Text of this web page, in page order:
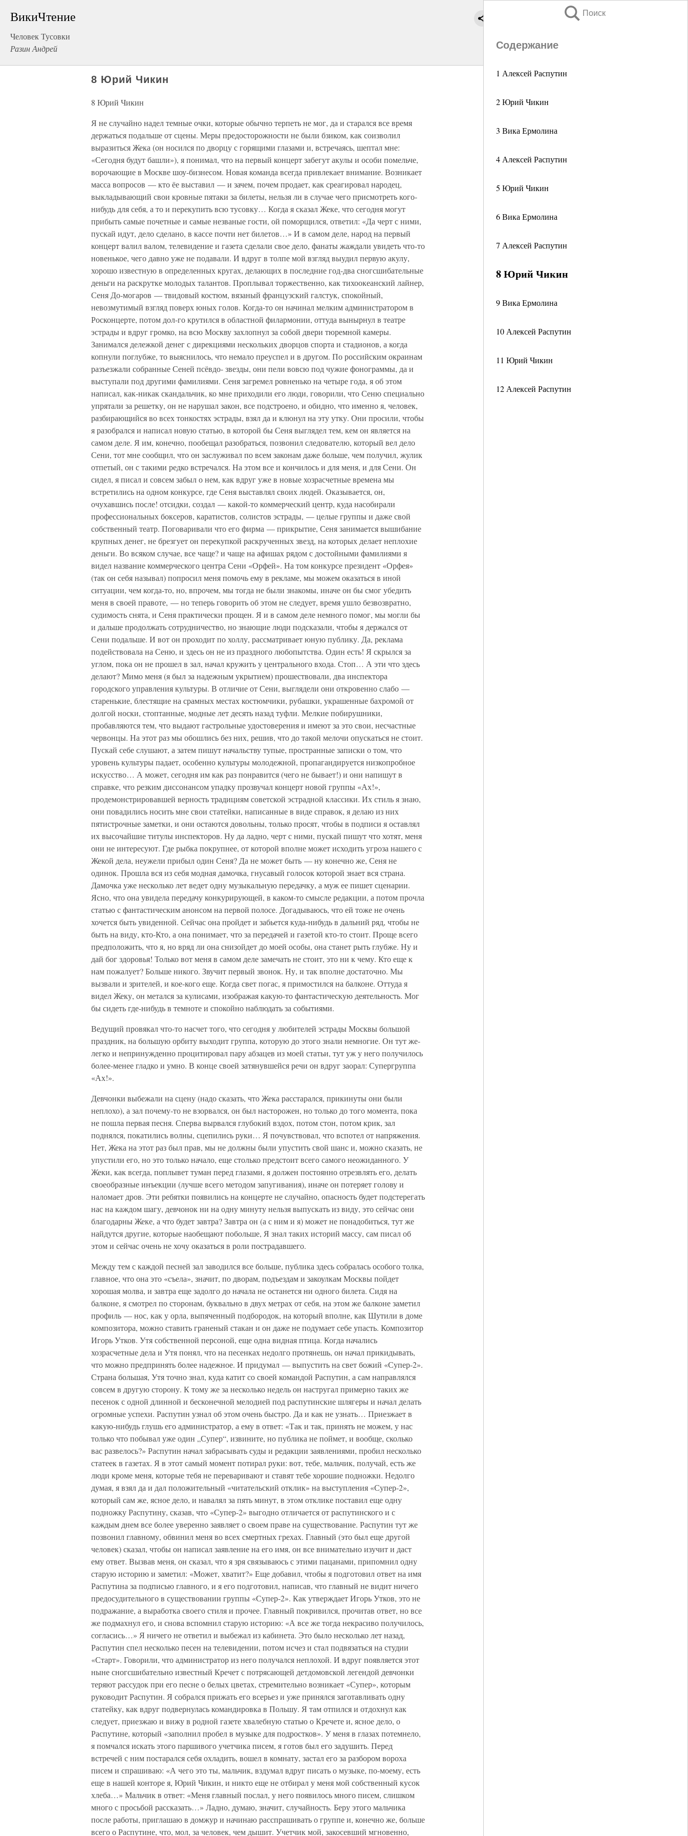
ВикиЧтение
Человек Тусовки
Разин Андрей
Поиск
Содержание
1 Алексей Распутин
2 Юрий Чикин
3 Вика Ермолина
4 Алексей Распутин
5 Юрий Чикин
6 Вика Ермолина
7 Алексей Распутин
8 Юрий Чикин
9 Вика Ермолина
10 Алексей Распутин
11 Юрий Чикин
12 Алексей Распутин
8 Юрий Чикин
8 Юрий Чикин
Я не случайно надел темные очки, которые обычно терпеть не мог, да и старался все время
держаться подальше от сцены. Меры предосторожности не были бзиком, как соизволил
выразиться Жека (он носился по дворцу с горящими глазами и, встречаясь, шептал мне:
«Сегодня будут башли»), я понимал, что на первый концерт забегут акулы и особи помельче,
ворочающие в Москве шоу-бизнесом. Новая команда всегда привлекает внимание. Возникает
масса вопросов — кто ёе выставил — и зачем, почем продает, как среагировал народец,
выкладывающий свои кровные пятаки за билеты, нельзя ли в случае чего присмотреть кого-
нибудь для себя, а то и перекупить всю тусовку… Когда я сказал Жеке, что сегодня могут
прибыть самые почетные и самые незваные гости, ой поморщился, ответил: «Да черт с ними,
пускай идут, дело сделано, в кассе почти нет билетов…» И в самом деле, народ на первый
концерт валил валом, телевидение и газета сделали свое дело, фанаты жаждали увидеть что-то
новенькое, чего давно уже не подавали. И вдруг в толпе мой взгляд выудил первую акулу,
хорошо известную в определенных кругах, делающих в последние год-два сногсшибательные
деньги на раскрутке молодых талантов. Проплывал торжественно, как тихоокеанский лайнер,
Сеня До-могаров — твидовый костюм, вязаный французский галстук, спокойный,
невозмутимый взгляд поверх юных голов. Когда-то он начинал мелким администратором в
Росконцерте, потом дол-го крутился в областной филармонии, оттуда вынырнул в театре
эстрады и вдруг громко, на всю Москву захлопнул за собой двери тюремной камеры.
Занимался дележкой денег с дирекциями нескольких дворцов спорта и стадионов, а когда
копнули поглубже, то выяснилось, что немало преуспел и в другом. По российским окраинам
разъезжали собранные Сеней псёвдо- звезды, они пели вовсю под чужие фонограммы, да и
выступали под другими фамилиями. Сеня загремел ровненько на четыре года, я об этом
написал, как-никак скандальчик, ко мне приходили его люди, говорили, что Сеню специально
упрятали за решетку, он не нарушал закон, все подстроено, и обидно, что именно я, человек,
разбирающийся во всех тонкостях эстрады, взял да и клюнул на эту утку. Они просили, чтобы
я разобрался и написал новую статью, в которой бы Сеня выглядел тем, кем он является на
самом деле. Я им, конечно, пообещал разобраться, позвонил следователю, который вел дело
Сени, тот мне сообщил, что он заслуживал по всем законам даже больше, чем получил, жулик
отпетый, он с такими редко встречался. На этом все и кончилось и для меня, и для Сени. Он
сидел, я писал и совсем забыл о нем, как вдруг уже в новые хозрасчетные времена мы
встретились на одном конкурсе, где Сеня выставлял своих людей. Оказывается, он,
очухавшись после! отсидки, создал — какой-то коммерческий центр, куда насобирали
профессиональных боксеров, каратистов, солистов эстрады, — целые группы и даже свой
собственный театр. Поговаривали что его фирма — прикрытие, Сеня занимается вышибание
крупных денег, не брезгует он перекупкой раскрученных звезд, на которых делает неплохие
деньги. Во всяком случае, все чаще? и чаще на афишах рядом с достойными фамилиями я
видел название коммерческого центра Сени «Орфей». На том конкурсе президент «Орфея»
(так он себя называл) попросил меня помочь ему в рекламе, мы можем оказаться в иной
ситуации, чем когда-то, но, впрочем, мы тогда не были знакомы, иначе он бы смог убедить
меня в своей правоте, — но теперь говорить об этом не следует, время ушло безвозвратно,
судимость снята, и Сеня практически прощен. Я и в самом деле немного помог, мы могли бы
и дальше продолжать сотрудничество, но знающие люди подсказали, чтобы я держался от
Сени подальше. И вот он проходит по холлу, рассматривает юную публику. Да, реклама
подействовала на Сеню, и здесь он не из праздного любопытства. Один есть! Я скрылся за
углом, пока он не прошел в зал, начал кружить у центрального входа. Стоп… А эти что здесь
делают? Мимо меня (я был за надежным укрытием) прошествовали, два инспектора
городского управления культуры. В отличие от Сени, выглядели они откровенно слабо —
старенькие, блестящие на срамных местах костюмчики, рубашки, украшенные бахромой от
долгой носки, стоптанные, модные лет десять назад туфли. Мелкие побирушники,
пробавляются тем, что выдают гастрольные удостоверения и имеют за это свои, несчастные
червонцы. На этот раз мы обошлись без них, решив, что до такой мелочи опускаться не стоит.
Пускай себе слушают, а затем пишут начальству тупые, пространные записки о том, что
уровень культуры падает, особенно культуры молодежной, пропагандируется низкопробное
искусство… А может, сегодня им как раз понравится (чего не бывает!) и они напишут в
справке, что резким диссонансом упадку прозвучал концерт новой группы «Ах!»,
продемонстрировавшей верность традициям советской эстрадной классики. Их стиль я знаю,
они повадились носить мне свои статейки, написанные в виде справок, я делаю из них
пятистрочные заметки, и они остаются довольны, только просят, чтобы в подписи я оставлял
их высочайшие титулы инспекторов. Ну да ладно, черт с ними, пускай пишут что хотят, меня
они не интересуют. Где рыбка покрупнее, от которой вполне может исходить угроза нашего с
Жекой дела, неужели прибыл один Сеня? Да не может быть — ну конечно же, Сеня не
одинок. Прошла вся из себя модная дамочка, гнусавый голосок которой знает вся страна.
Дамочка уже несколько лет ведет одну музыкальную передачку, а муж ее пишет сценарии.
Ясно, что она увидела передачу конкурирующей, в каком-то смысле редакции, а потом прочла
статью с фантастическим анонсом на первой полосе. Догадываюсь, что ей тоже не очень
хочется быть увиденной. Сейчас она пройдет и забьется куда-нибудь в дальний ряд, чтобы не
быть на виду, кто-Кто, а она понимает, что за передачей и газетой кто-то стоит. Проще всего
предположить, что я, но вряд ли она снизойдет до моей особы, она станет рыть глубже. Ну и
дай бог здоровья! Только вот меня в самом деле замечать не стоит, это ни к чему. Кто еще к
нам пожалует? Больше никого. Звучит первый звонок. Ну, и так вполне достаточно. Мы
вызвали и зрителей, и кое-кого еще. Когда свет погас, я примостился на балконе. Оттуда я
видел Жеку, он метался за кулисами, изображая какую-то фантастическую деятельность. Мог
бы сидеть где-нибудь в темноте и спокойно наблюдать за событиями.
Ведущий провякал что-то насчет того, что сегодня у любителей эстрады Москвы большой
праздник, на большую орбиту выходит группа, которую до этого знали немногие. Он тут же-
легко и непринужденно процитировал пару абзацев из моей статьи, тут уж у него получилось
более-менее гладко и умно. В конце своей затянувшейся речи он вдруг заорал: Супергруппа
«Ах!».
Девчонки выбежали на сцену (надо сказать, что Жека расстарался, прикинуты они были
неплохо), а зал почему-то не взорвался, он был насторожен, но только до того момента, пока
не пошла первая песня. Сперва вырвался глубокий вздох, потом стон, потом крик, зал
поднялся, покатились волны, сцепились руки… Я почувствовал, что вспотел от напряжения.
Нет, Жека на этот раз был прав, мы не должны были упустить свой шанс и, можно сказать, не
упустили его, но это только начало, еще столько предстоит всего самого неожиданного. У
Жеки, как всегда, поплывет туман перед глазами, я должен постоянно отрезвлять его, делать
своеобразные инъекции (лучше всего методом запугивания), иначе он потеряет голову и
наломает дров. Эти ребятки появились на концерте не случайно, опасность будет подстерегать
нас на каждом шагу, девчонок ни на одну минуту нельзя выпускать из виду, это сейчас они
благодарны Жеке, а что будет завтра? Завтра он (а с ним и я) может не понадобиться, тут же
найдутся другие, которые наобещают побольше, Я знал таких историй массу, сам писал об
этом и сейчас очень не хочу оказаться в роли пострадавшего.
Между тем с каждой песней зал заводился все больше, публика здесь собралась особого толка,
главное, что она это «съела», значит, по дворам, подъездам и закоулкам Москвы пойдет
хорошая молва, и завтра еще задолго до начала не останется ни одного билета. Сидя на
балконе, я смотрел по сторонам, буквально в двух метрах от себя, на этом же балконе заметил
профиль — нос, как у орла, выпяченный подбородок, на который вполне, как Шутили в доме
композитора, можно ставить граненый стакан и он даже не подумает себе упасть. Композитор
Игорь Утков. Утя собственной персоной, еще одна видная птица. Когда начались
хозрасчетные дела и Утя понял, что на песенках недолго протянешь, он начал прикидывать,
что можно предпринять более надежное. И придумал — выпустить на свет божий «Супер-2».
Страна большая, Утя точно знал, куда катит со своей командой Распутин, а сам направлялся
совсем в другую сторону. К тому же за несколько недель он настругал примерно таких же
песенок с одной длинной и бесконечной мелодией под распутинские шлягеры и начал делать
огромные успехи. Распутин узнал об этом очень быстро. Да и как не узнать… Приезжает в
какую-нибудь глушь его администратор, а ему в ответ: «Так и так, принять не можем, у нас
только что побывал уже один „Супер“, извините, но публика не поймет, и вообще, сколько
вас развелось?» Распутин начал забрасывать суды и редакции заявлениями, пробил несколько
статеек в газетах. Я в этот самый момент потирал руки: вот, тебе, мальчик, получай, есть же
люди кроме меня, которые тебя не переваривают и ставят тебе хорошие подножки. Недолго
думая, я взял да и дал положительный «читательский отклик» на выступления «Супер-2»,
который сам же, ясное дело, и навалял за пять минут, в этом отклике поставил еще одну
подножку Распутину, сказав, что «Супер-2» выгодно отличается от распутинского и с
каждым днем все более уверенно заявляет о своем праве на существование. Распутин тут же
позвонил главному, обвинил меня во всех смертных грехах. Главный (это был еще другой
человек) сказал, чтобы он написал заявление на его имя, он все внимательно изучит и даст
ему ответ. Вызвав меня, он сказал, что я зря связываюсь с этими пацанами, припомнил одну
старую историю и заметил: «Может, хватит?» Еще добавил, чтобы я подготовил ответ на имя
Распутина за подписью главного, и я его подготовил, написав, что главный не видит ничего
предосудительного в существовании группы «Супер-2». Как утверждает Игорь Утков, это не
подражание, а выработка своего стиля и прочее. Главный покривился, прочитав ответ, но все
же подмахнул его, и снова вспомнил старую историю: «А все же тогда некрасиво получилось,
согласись…» Я ничего не ответил и выбежал из кабинета. Это было несколько лет назад,
Распутин спел несколько песен на телевидении, потом исчез и стал подвязаться на студии
«Старт». Говорили, что администратор из него получался неплохой. И вдруг появляется этот
ныне сногсшибательно известный Кречет с потрясающей детдомовской легендой девчонки
теряют рассудок при его песне о белых цветах, стремительно возникает «Супер», которым
руководит Распутин. Я собрался прижать его всерьез и уже принялся заготавливать одну
статейку, как вдруг подвернулась командировка в Польшу. Я там отпился и отдохнул как
следует, приезжаю и вижу в родной газете хвалебную статью о Кречете и, ясное дело, о
Распутине, который «заполнил пробел в музыке для подростков». У меня в глазах потемнело,
я помчался искать этого паршивого учетчика писем, я готов был его задушить. Перед
встречей с ним постарался себя охладить, вошел в комнату, застал его за разбором вороха
писем и спрашиваю: «А чего это ты, мальчик, вздумал вдруг писать о музыке, по-моему, есть
еще в нашей конторе я, Юрий Чикин, и никто еще не отбирал у меня мой собственный кусок
хлеба…» Мальчик в ответ: «Меня главный послал, у него появилось много писем, слишком
много с просьбой рассказать…» Ладно, думаю, значит, случайность. Беру этого мальчика
после работы, приглашаю в домжур и начинаю расспрашивать о группе и, конечно же, больше
всего о Распутине, что, мол, за человек, чем дышит. Учетчик мой, закосевший мгновенно,